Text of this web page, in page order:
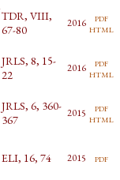
TDR, VIII,
67-80
2016 pdf
html
JRLS, 8, 15-
22
2016 pdf
html
JRLS, 6, 360-
367
2015 pdf
html
ELI, 16, 74 2015 pdf